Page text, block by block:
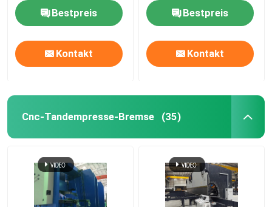
Feuerverzinkungsausrüstung
Bestpreis
Kontakt
Bestpreis
Kontakt
Cnc-Tandempresse-Bremse (35)